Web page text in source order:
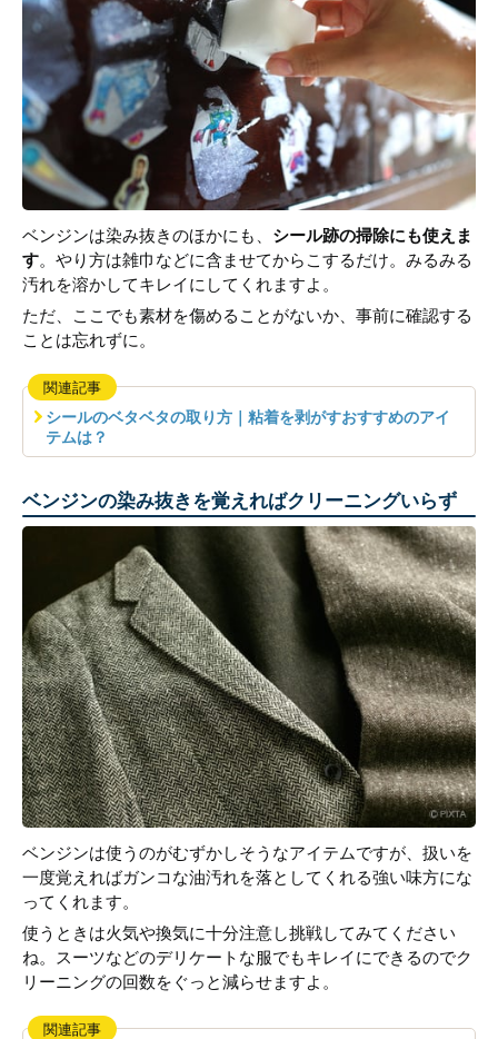
ベンジンは染み抜きのほかにも、 シール跡の掃除にも使えま
す。やり方は雑巾などに含ませてからこするだけ。みるみる
汚れを溶かしてキレイにしてくれますよ。
ただ、ここでも素材を傷めることがないか、事前に確認する
ことは忘れずに。
関連記事
シールのベタベタの取り方｜粘着を剥がすおすすめのアイ
テムは？
ベンジンの染み抜きを覚えればクリーニングいらず
ベンジンは使うのがむずかしそうなアイテムですが、扱いを
一度覚えればガンコな油汚れを落としてくれる強い味方にな
ってくれます。
使うときは火気や換気に十分注意し挑戦してみてください
ね。スーツなどのデリケートな服でもキレイにできるのでク
リーニングの回数をぐっと減らせますよ。
関連記事